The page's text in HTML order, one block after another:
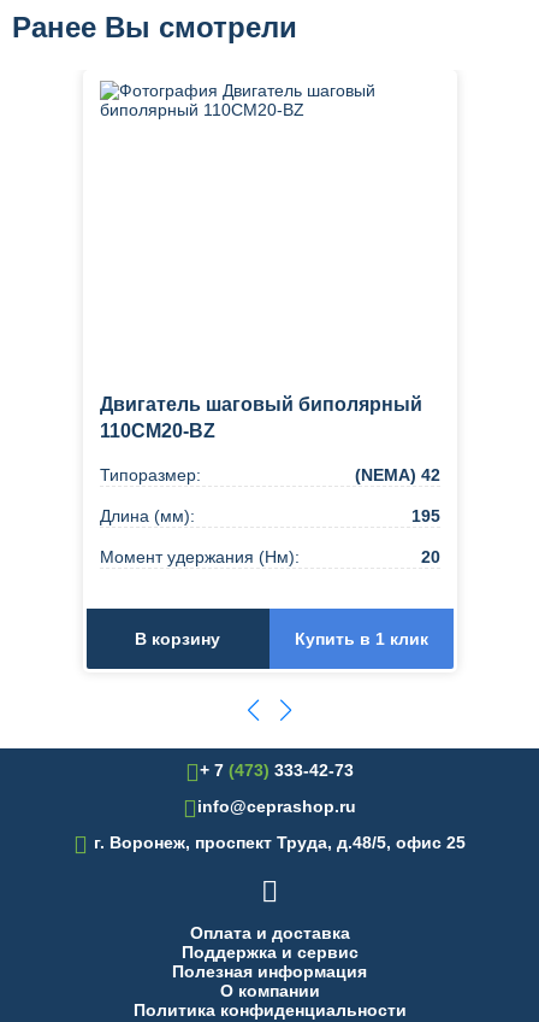
Ранее Вы смотрели
Двигатель шаговый биполярный
110CM20-BZ
Типоразмер: (NEMA) 42
Длина (мм): 195
Момент удержания (Нм): 20
В корзину Купить в 1 клик
+ 7 (473) 333-42-73
info@ceprashop.ru
 г. Воронеж, проспект Труда, д.48/5, офис 25

Оплата и доставка
Поддержка и сервис
Полезная информация
О компании
Политика конфиденциальности